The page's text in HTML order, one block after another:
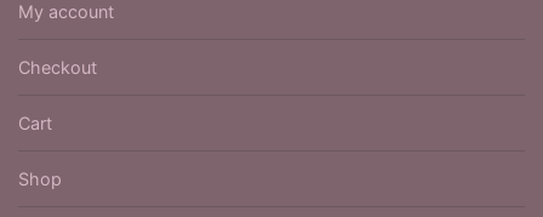
My account
Checkout
Cart
Shop